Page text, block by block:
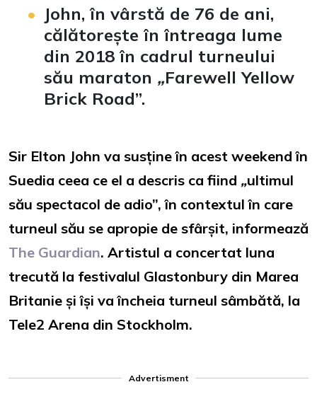
John, în vârstă de 76 de ani,
călătorește în întreaga lume
din 2018 în cadrul turneului
său maraton „Farewell Yellow
Brick Road”.
Sir Elton John va susține în acest weekend în
Suedia ceea ce el a descris ca fiind „ultimul
său spectacol de adio”, în contextul în care
turneul său se apropie de sfârșit, informează
The Guardian. Artistul a concertat luna
trecută la festivalul Glastonbury din Marea
Britanie și își va încheia turneul sâmbătă, la
Tele2 Arena din Stockholm.
Advertisment